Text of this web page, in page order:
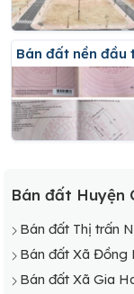
Bán đất nền
Bán đất Huyện
Bán đất Thị trấn
Bán đất Xã Đồng
Bán đất Xã Gia